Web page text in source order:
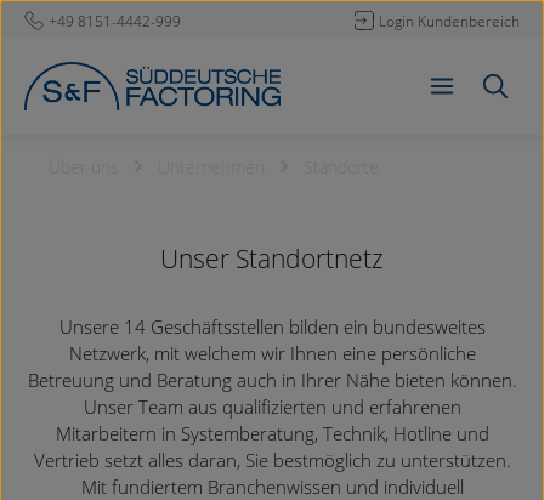
Zum Hauptinhalt springen
+49 8151-4442-999 Login Kundenbereich
Unser Standortnetz
Unsere 14 Geschäftsstellen bilden ein bundesweites
Netzwerk, mit welchem wir Ihnen eine persönliche
Betreuung und Beratung auch in Ihrer Nähe bieten können.
Unser Team aus qualifizierten und erfahrenen
Mitarbeitern in Systemberatung, Technik, Hotline und
Vertrieb setzt alles daran, Sie bestmöglich zu unterstützen.
Mit fundiertem Branchenwissen und individuell